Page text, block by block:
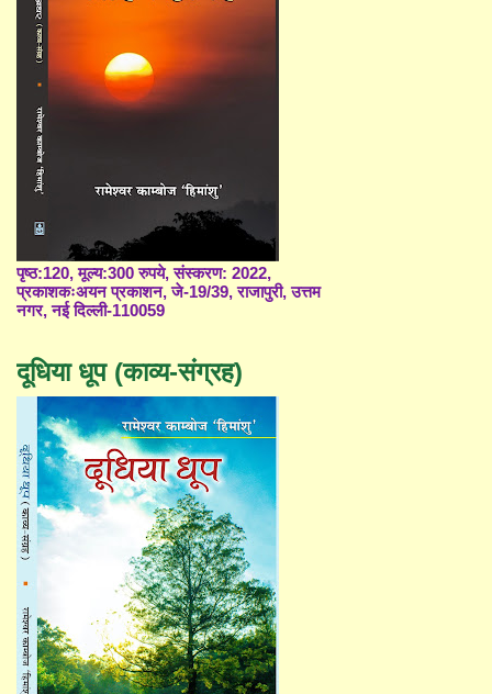
पृष्ठ:120, मूल्य:300 रुपये, संस्करण: 2022,
प्रकाशकःअयन प्रकाशन, जे-19/39, राजापुरी, उत्तम
नगर, नई दिल्ली-110059
दूधिया धूप (काव्य-संग्रह)